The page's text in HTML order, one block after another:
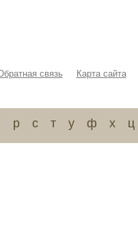
связь Карта сайта
р с т у ф х ц